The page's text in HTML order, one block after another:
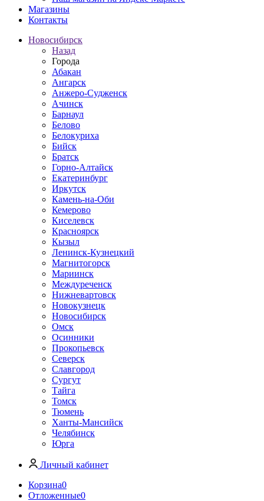
Магазины
Контакты
Новосибирск
Назад
Города
Абакан
Ангарск
Анжеро-Судженск
Ачинск
Барнаул
Белово
Белокуриха
Бийск
Братск
Горно-Алтайск
Екатеринбург
Иркутск
Камень-на-Оби
Кемерово
Киселевск
Красноярск
Кызыл
Ленинск-Кузнецкий
Магнитогорск
Мариинск
Междуреченск
Нижневартовск
Новокузнецк
Новосибирск
Омск
Осинники
Прокопьевск
Северск
Славгород
Сургут
Тайга
Томск
Тюмень
Ханты-Мансийск
Челябинск
Юрга
Личный кабинет
Корзина0
Отложенные0